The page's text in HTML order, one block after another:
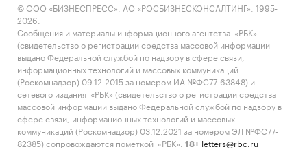
© ООО «БИЗНЕСПРЕСС», АО «РОСБИЗНЕСКОНСАЛТИНГ», 1995-
2026.
Сообщения и материалы информационного агентства «РБК»
(свидетельство о регистрации средства массовой информации
выдано Федеральной службой по надзору в сфере связи,
информационных технологий и массовых коммуникаций
(Роскомнадзор) 09.12.2015 за номером ИА №ФС77-63848) и
сетевого издания «РБК» (свидетельство о регистрации средства
массовой информации выдано Федеральной службой по надзору в
сфере связи, информационных технологий и массовых
коммуникаций (Роскомнадзор) 03.12.2021 за номером ЭЛ №ФС77-
82385) сопровождаются пометкой «РБК».
18+ letters@rbc.ru